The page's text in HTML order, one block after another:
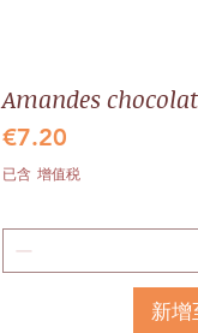
Amandes
價格
€7.20
已含 增值税
新增